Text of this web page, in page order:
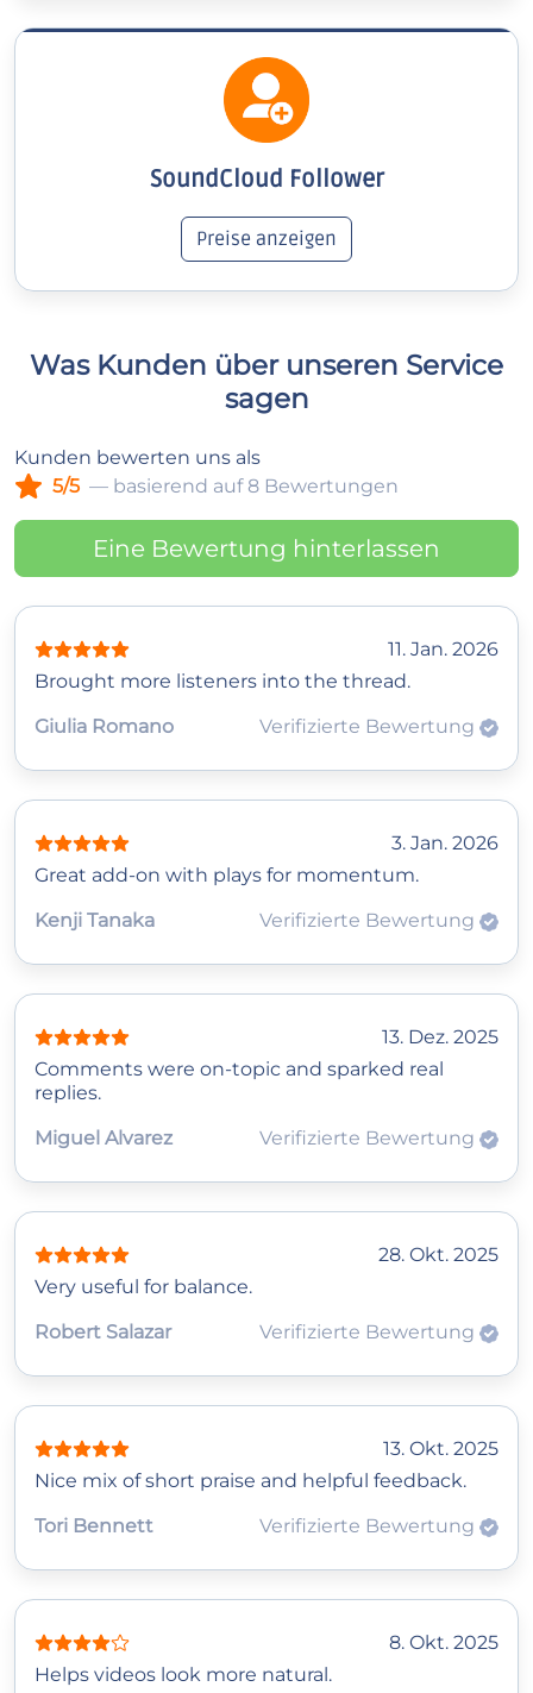
SoundCloud Follower
Preise anzeigen
Was Kunden über unseren Service
sagen
Kunden bewerten uns als
5/5 — basierend auf 8 Bewertungen
Eine Bewertung hinterlassen
11. Jan. 2026
Brought more listeners into the thread.
Giulia Romano
Verifizierte Bewertung
3. Jan. 2026
Great add‑on with plays for momentum.
Kenji Tanaka
Verifizierte Bewertung
13. Dez. 2025
Comments were on‑topic and sparked real
replies.
Miguel Alvarez
Verifizierte Bewertung
28. Okt. 2025
Very useful for balance.
Robert Salazar
Verifizierte Bewertung
13. Okt. 2025
Nice mix of short praise and helpful feedback.
Tori Bennett
Verifizierte Bewertung
8. Okt. 2025
Helps videos look more natural.